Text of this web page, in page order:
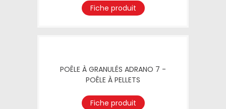
Fiche produit
POÊLE À GRANULÉS ADRANO 7 -
POÊLE À PELLETS
Fiche produit